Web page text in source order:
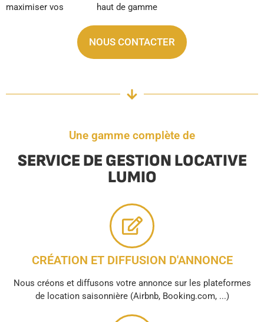
maximiser vos
haut de gamme
NOUS CONTACTER
Une gamme complète de
SERVICE DE GESTION LOCATIVE
LUMIO
CRÉATION ET DIFFUSION D'ANNONCE
Nous créons et diffusons votre annonce sur les plateformes
de location saisonnière (Airbnb, Booking.com, ...)